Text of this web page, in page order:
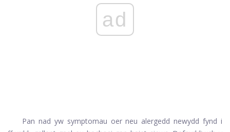
ad
Pan nad yw symptomau oer neu alergedd newydd fynd i